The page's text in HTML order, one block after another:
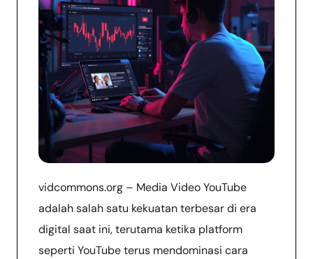
vidcommons.org – Media Video YouTube
adalah salah satu kekuatan terbesar di era
digital saat ini, terutama ketika platform
seperti YouTube terus mendominasi cara